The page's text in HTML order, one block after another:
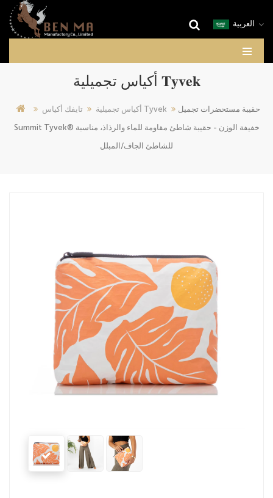
العربية
أكياس تجميلية Tyvek
تايفك أكياس أكياس تجميلية Tyvek
حقيبة مستحضرات تجميل
Summit Tyvek® خفيفة الوزن - حقيبة شاطئ مقاومة للماء والرذاذ، مناسبة
للشاطئ الجاف/المبلل